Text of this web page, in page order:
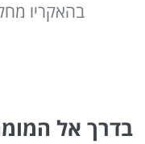
בהאקריו
בדרך אל